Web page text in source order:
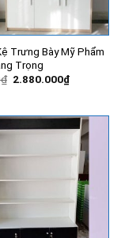
Trưng Bày Mỹ Phẩm
Trọng
₫ Giá
2.880.000₫Giá
hiện